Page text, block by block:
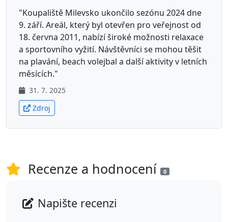
"Koupaliště Milevsko ukončilo sezónu 2024 dne
9. září. Areál, který byl otevřen pro veřejnost od
18. června 2011, nabízí široké možnosti relaxace
a sportovního vyžití. Návštěvníci se mohou těšit
na plavání, beach volejbal a další aktivity v letních
měsících."
31. 7. 2025
Zdroj
Recenze a hodnocení 0
Napište recenzi